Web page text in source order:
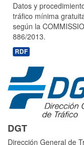
Datos y
tráfico mínima
según la
886/2013.
RDF
DGT
Dirección General de